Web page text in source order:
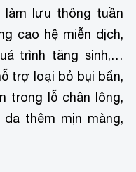
làm lưu thông tuần
cao hệ miễn dịch,
trình tăng sinh,…
trợ loại bỏ bụi bẩn,
trong lỗ chân lông,
thêm mịn màng,